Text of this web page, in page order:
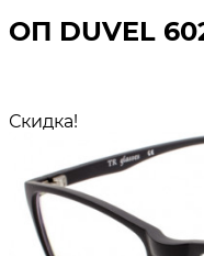
ОП DUVEL
Скидка!